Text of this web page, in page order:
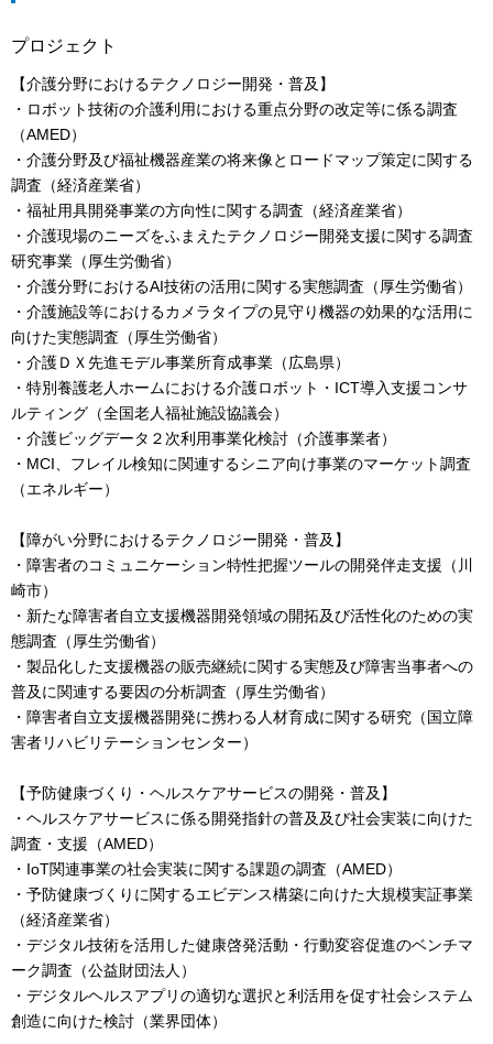
プロジェクト
【介護分野におけるテクノロジー開発・普及】
・ロボット技術の介護利用における重点分野の改定等に係る調査
（AMED）
・介護分野及び福祉機器産業の将来像とロードマップ策定に関する
調査（経済産業省）
・福祉用具開発事業の方向性に関する調査（経済産業省）
・介護現場のニーズをふまえたテクノロジー開発支援に関する調査
研究事業（厚生労働省）
・介護分野におけるAI技術の活用に関する実態調査（厚生労働省）
・介護施設等におけるカメラタイプの見守り機器の効果的な活用に
向けた実態調査（厚生労働省）
・介護ＤＸ先進モデル事業所育成事業（広島県）
・特別養護老人ホームにおける介護ロボット・ICT導入支援コンサ
ルティング（全国老人福祉施設協議会）
・介護ビッグデータ２次利用事業化検討（介護事業者）
・MCI、フレイル検知に関連するシニア向け事業のマーケット調査
（エネルギー）
【障がい分野におけるテクノロジー開発・普及】
・障害者のコミュニケーション特性把握ツールの開発伴走支援（川
崎市）
・新たな障害者自立支援機器開発領域の開拓及び活性化のための実
態調査（厚生労働省）
・製品化した支援機器の販売継続に関する実態及び障害当事者への
普及に関連する要因の分析調査（厚生労働省）
・障害者自立支援機器開発に携わる人材育成に関する研究（国立障
害者リハビリテーションセンター）
【予防健康づくり・ヘルスケアサービスの開発・普及】
・ヘルスケアサービスに係る開発指針の普及及び社会実装に向けた
調査・支援（AMED）
・IoT関連事業の社会実装に関する課題の調査（AMED）
・予防健康づくりに関するエビデンス構築に向けた大規模実証事業
（経済産業省）
・デジタル技術を活用した健康啓発活動・行動変容促進のベンチマ
ーク調査（公益財団法人）
・デジタルヘルスアプリの適切な選択と利活用を促す社会システム
創造に向けた検討（業界団体）